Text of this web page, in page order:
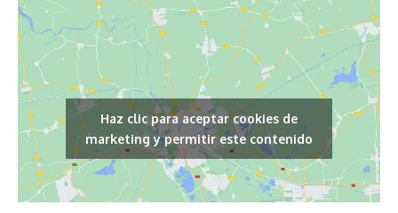
Haz clic para aceptar cookies de
marketing y permitir este contenido